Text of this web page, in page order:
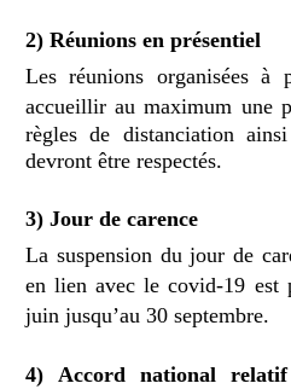
2) Réunions en présentiel
Lesréunions organisées
accueillir au maximum une
règles de distanciation
devront être respectés.
3) Jour de carence
La suspension du jour de
en lien avec le covid-19 est
juin jusqu’au 30 septembre.
4) Accord national